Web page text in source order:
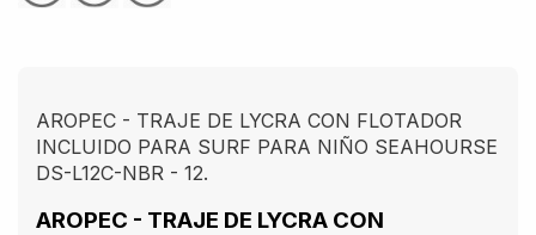
AROPEC - TRAJE DE LYCRA CON FLOTADOR
INCLUIDO PARA SURF PARA NIÑO SEAHOURSE
DS-L12C-NBR - 12.
AROPEC - TRAJE DE LYCRA CON